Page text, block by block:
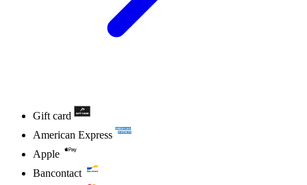
Gift card
American Express
Apple
Bancontact